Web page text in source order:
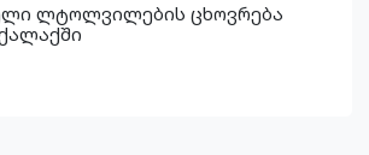
ლტოლვილების ცხოვრება